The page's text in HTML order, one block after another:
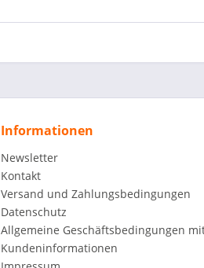
Informationen
Newsletter
Kontakt
Versand und Zahlungsbedingungen
Datenschutz
Allgemeine Geschäftsbedingungen
Kundeninformationen